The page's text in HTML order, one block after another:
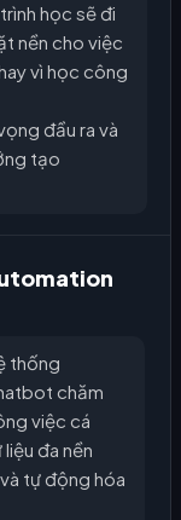
học sẽ đi
nền cho việc
vì học công
đầu ra và
tạo
thống
chăm
việc cá
đa nền
tự động hóa